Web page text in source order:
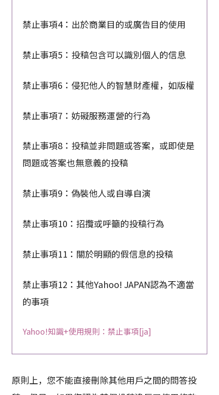
禁止事項3：投稿內容包含煽動或助長違法行
為或犯罪行為，或預告此類行為
禁止事項4：出於商業目的或廣告目的使用
禁止事項5：投稿包含可以識別個人的信息
禁止事項6：侵犯他人的智慧財產權，如版權
禁止事項7：妨礙服務運營的行為
禁止事項8：投稿並非問題或答案，或即使是
問題或答案也無意義的投稿
禁止事項9：偽裝他人或自導自演
禁止事項10：招攬或呼籲的投稿行為
禁止事項11：關於明顯的假信息的投稿
禁止事項12：其他Yahoo! JAPAN認為不適當
的事項
Yahoo!知識+使用規則：禁止事項[ja]